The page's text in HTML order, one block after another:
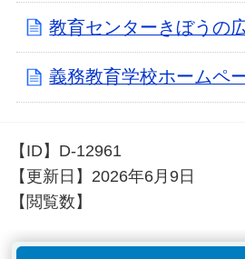
教育センターきぼうの
義務教育学校ホームペ
【ID】 D-12961
【更新日】 2026年6月9日
【閲覧数】